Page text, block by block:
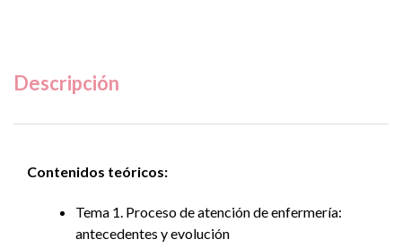
Descripción
Contenidos teóricos:
Tema 1. Proceso de atención de enfermería:
antecedentes y evolución